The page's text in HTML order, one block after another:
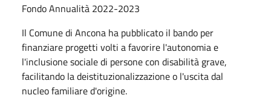
Fondo Annualità 2022-2023
Il Comune di Ancona ha pubblicato il bando per
finanziare progetti volti a favorire l'autonomia e
l'inclusione sociale di persone con disabilità grave,
facilitando la deistituzionalizzazione o l'uscita dal
nucleo familiare d'origine.